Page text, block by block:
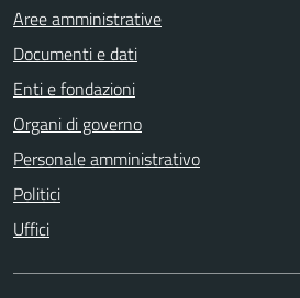
Aree amministrative
Documenti e dati
Enti e fondazioni
Organi di governo
Personale amministrativo
Politici
Uffici